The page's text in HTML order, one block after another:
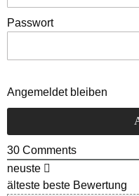
Passwort
Angemeldet bleiben
30 Comments
neuste
älteste beste Bewertung